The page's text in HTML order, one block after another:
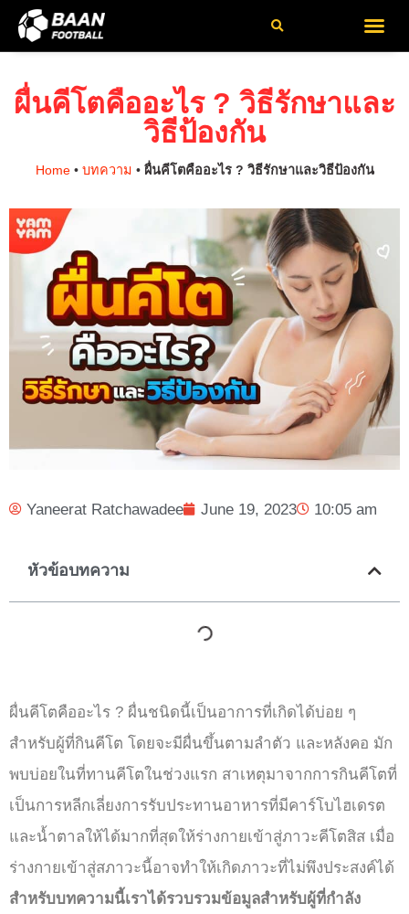
ผื่นคีโตคืออะไร ? วิธีรักษาและ
วิธีป้องกัน
Home• บทความ • ผื่นคีโตคืออะไร ? วิธีรักษาและวิธีป้องกัน
Yaneerat Ratchawadee June 19, 2023 10:05 am
หัวข้อบทความ
ผื่นคีโตคืออะไร ? ผื่นชนิดนี้เป็นอาการที่เกิดได้บ่อย ๆ
สำหรับผู้ที่กินคีโต โดยจะมีผื่นขึ้นตามลำตัว และหลังคอ มัก
พบบ่อยในที่ทานคีโตในช่วงแรก สาเหตุมาจากการกินคีโตที่
เป็นการหลีกเลี่ยงการรับประทานอาหารที่มีคาร์โบไฮเดรต
และน้ำตาลให้ได้มากที่สุดให้ร่างกายเข้าสู่ภาวะคีโตสิส เมื่อ
ร่างกายเข้าสู่สภาวะนี้อาจทำให้เกิดภาวะที่ไม่พึงประสงค์ได้
สำหรับบทความนี้เราได้รวบรวมข้อมูลสำหรับผู้ที่กำลัง